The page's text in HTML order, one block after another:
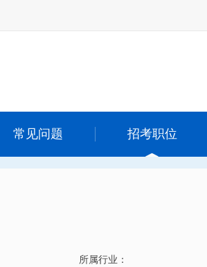
常见问题 招考职位
所属行业：